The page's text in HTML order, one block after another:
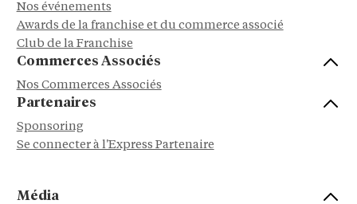
Nos événements
Awards de la franchise et du commerce associé
Club de la Franchise
Commerces Associés
Nos Commerces Associés
Partenaires
Sponsoring
Se connecter à l'Express Partenaire
Média